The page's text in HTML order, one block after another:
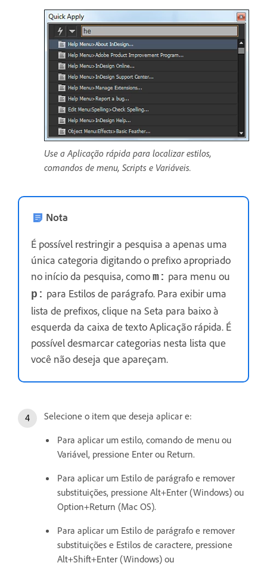
Use a Aplicação rápida para localizar estilos,
comandos de menu, Scripts e Variáveis.
Nota
É possível restringir a pesquisa a apenas uma
única categoria digitando o prefixo apropriado
no início da pesquisa, como m: para menu ou
p: para Estilos de parágrafo. Para exibir uma
lista de prefixos, clique na Seta para baixo à
esquerda da caixa de texto Aplicação rápida. É
possível desmarcar categorias nesta lista que
você não deseja que apareçam.
Selecione o item que deseja aplicar e:
Para aplicar um estilo, comando de menu ou
Variável, pressione Enter ou Return.
Para aplicar um Estilo de parágrafo e remover
substituições, pressione Alt+Enter (Windows) ou
Option+Return (Mac OS).
Para aplicar um Estilo de parágrafo e remover
substituições e Estilos de caractere, pressione
Alt+Shift+Enter (Windows) ou